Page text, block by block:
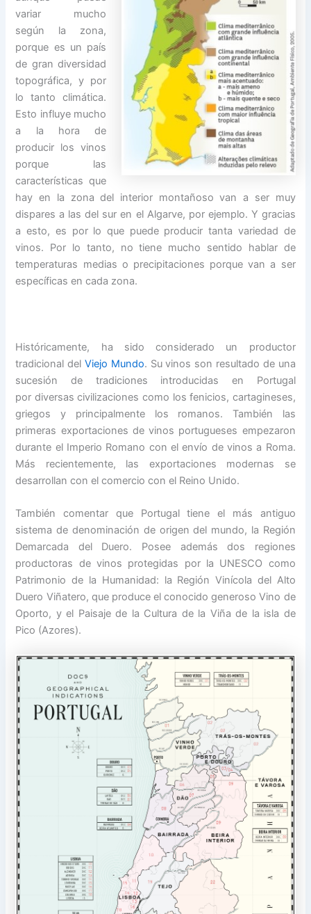
variar mucho
según la zona,
porque es un país
de gran diversidad
topográfica, y por
lo tanto climática.
Esto influye mucho
a la hora de
producir los vinos
porque las
características que
hay en la zona del interior montañoso van a ser muy
dispares a las del sur en el Algarve, por ejemplo. Y gracias
a esto, es por lo que puede producir tanta variedad de
vinos. Por lo tanto, no tiene mucho sentido hablar de
temperaturas medias o precipitaciones porque van a ser
específicas en cada zona.
Históricamente, ha sido considerado un productor
tradicional delViejo Mundo. Su vinos son resultado de una
sucesión de tradiciones introducidas en Portugal
por diversas civilizaciones como los fenicios, cartagineses,
griegos y principalmente los romanos. También las
primeras exportaciones de vinos portugueses empezaron
durante el Imperio Romano con el envío de vinos a Roma.
Más recientemente, las exportaciones modernas se
desarrollan con el comercio con el Reino Unido.
También comentar que Portugal tiene el más antiguo
sistema de denominación de origen del mundo, la Región
Demarcada del Duero. Posee además dos regiones
productoras de vinos protegidas por la UNESCO como
Patrimonio de la Humanidad: la Región Vinícola del Alto
Duero Viñatero, que produce el conocido generoso Vino de
Oporto, y el Paisaje de la Cultura de la Viña de la isla de
Pico (Azores).